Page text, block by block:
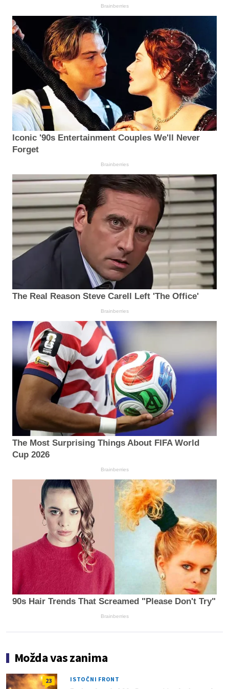
Brainberries
Iconic '90s Entertainment Couples We'll Never
Forget
Brainberries
The Real Reason Steve Carell Left 'The Office'
Brainberries
The Most Surprising Things About FIFA World
Cup 2026
Brainberries
90s Hair Trends That Screamed "Please Don't Try"
Brainberries
Možda vas zanima
23 ISTOČNI FRONT